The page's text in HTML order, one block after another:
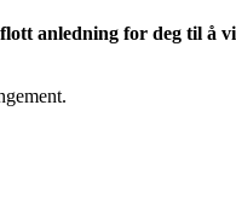
anledning for deg til å